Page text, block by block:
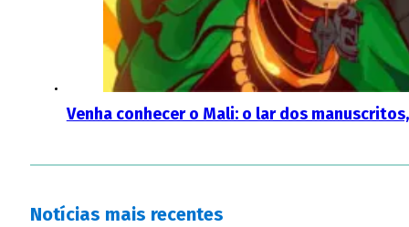
Venha conhecer o Mali: o lar dos
Notícias mais recentes